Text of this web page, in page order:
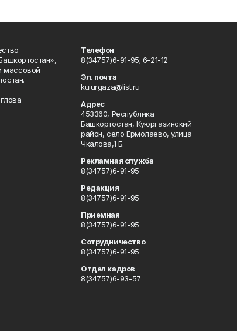
массовой
Телефон
8(34757)6-91-95; 6-21-12
Эл. почта
kuiurgaza@list.ru
Адрес
453360, Республика
Башкортостан, Куюргазинский
район, село Ермолаево, улица
Чкалова,1 Б.
Рекламная служба
8(34757)6-91-95
Редакция
8(34757)6-91-95
Приемная
8(34757)6-91-95
Сотрудничество
8(34757)6-91-95
Отдел кадров
8(34757)6-93-57